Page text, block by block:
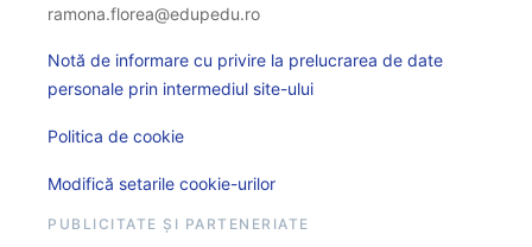
ramona.florea@edupedu.ro
Notă de informare cu privire la prelucrarea de date
personale prin intermediul site-ului
Politica de cookie
Modifică setarile cookie-urilor
PUBLICITATE ȘI PARTENERIATE